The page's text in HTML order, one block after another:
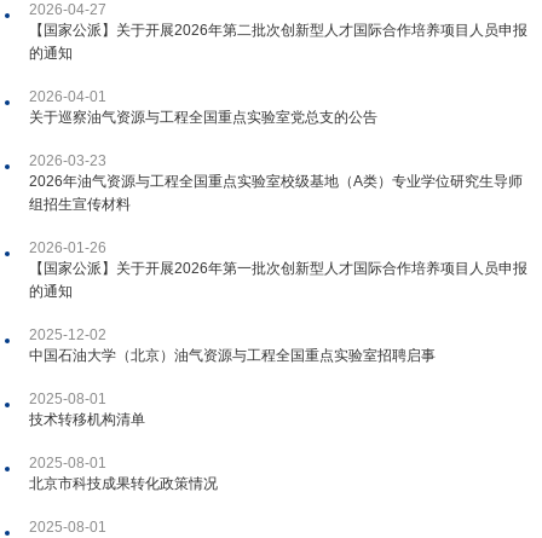
2026-04-27
【国家公派】关于开展2026年第二批次创新型人才国际合作培养项目人员申报
的通知
2026-04-01
关于巡察油气资源与工程全国重点实验室党总支的公告
2026-03-23
2026年油气资源与工程全国重点实验室校级基地（A类）专业学位研究生导师
组招生宣传材料
2026-01-26
【国家公派】关于开展2026年第一批次创新型人才国际合作培养项目人员申报
的通知
2025-12-02
中国石油大学（北京）油气资源与工程全国重点实验室招聘启事
2025-08-01
技术转移机构清单
2025-08-01
北京市科技成果转化政策情况
2025-08-01